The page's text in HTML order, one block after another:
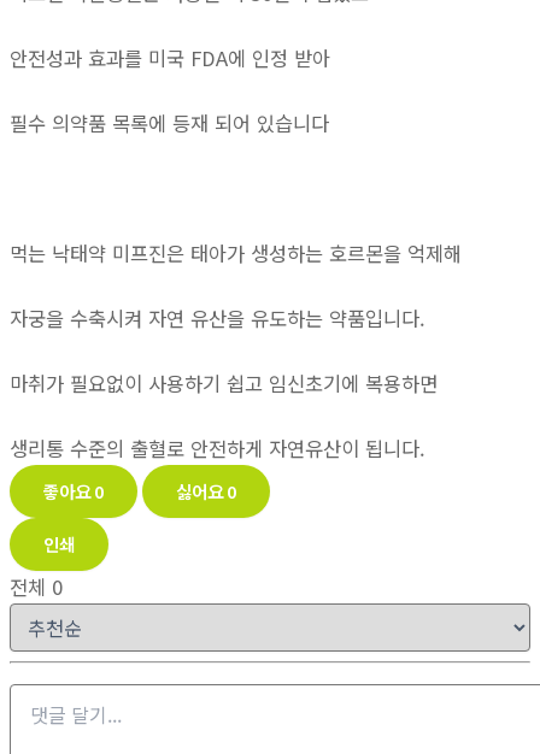
안전성과 효과를 미국 FDA에 인정 받아
필수 의약품 목록에 등재 되어 있습니다
먹는 낙태약 미프진은 태아가 생성하는 호르몬을 억제해
자궁을 수축시켜 자연 유산을 유도하는 약품입니다.
마취가 필요없이 사용하기 쉽고 임신초기에 복용하면
생리통 수준의 출혈로 안전하게 자연유산이 됩니다.
좋아요0 싫어요0
인쇄
전체 0